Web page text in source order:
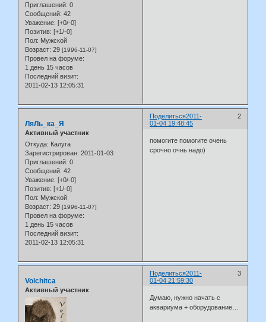
Приглашений: 0
Сообщений: 42
Уважение: [+0/-0]
Позитив: [+1/-0]
Пол: Мужской
Возраст: 29 [1996-11-07]
Провел на форуме:
1 день 15 часов
Последний визит:
2011-02-13 12:05:31
Поделиться 2
2011-
01-04 19:48:45
ЛяЛь_ка_Я
Активный участник
Откуда: Калуга
Зарегистрирован: 2011-01-03
Приглашений: 0
Сообщений: 42
Уважение: [+0/-0]
Позитив: [+1/-0]
Пол: Мужской
Возраст: 29 [1996-11-07]
Провел на форуме:
1 день 15 часов
Последний визит:
2011-02-13 12:05:31
помогите помогите очень
срочно очнь надо)
Поделиться 3
2011-
01-04 21:59:30
Volchitca
Активный участник
Думаю, нужно начать с
аквариума + оборудование…